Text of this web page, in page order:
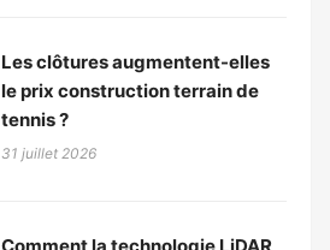
Les clôtures augmentent-elles
le prix construction terrain de
tennis ?
31 juillet 2026